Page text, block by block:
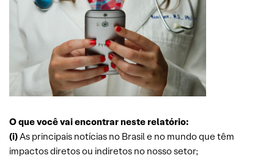
O que você vai encontrar neste relatório:
(i)As principais notícias no Brasil e no mundo que têm
impactos diretos ou indiretos no nosso setor;